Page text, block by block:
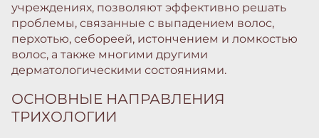
учреждениях, позволяют эффективно решать
проблемы, связанные с выпадением волос,
перхотью, себореей, истончением и ломкостью
волос, а также многими другими
дерматологическими состояниями.
ОСНОВНЫЕ НАПРАВЛЕНИЯ
ТРИХОЛОГИИ